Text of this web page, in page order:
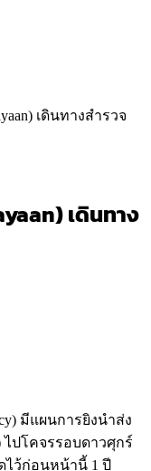
เดินทางสำรวจ
เดินทาง
มีแผนการยิงนำส่ง
ไปโคจรรอบดาวศุกร์
ไว้ก่อนหน้านี้ 1 ปี